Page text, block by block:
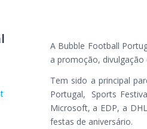
A Bubble Football
a promoção,
Tem sido a principal
Portugal, Sports
Microsoft, a EDP, a
festas de aniversário.